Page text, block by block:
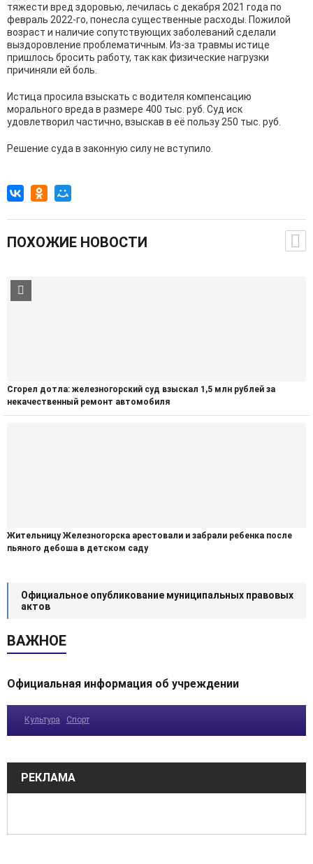
тяжести вред здоровью, лечилась с декабря 2021 года по
февраль 2022-го, понесла существенные расходы. Пожилой
возраст и наличие сопутствующих заболеваний сделали
выздоровление проблематичным. Из-за травмы истице
пришлось бросить работу, так как физические нагрузки
причиняли ей боль.
Истица просила взыскать с водителя компенсацию
морального вреда в размере 400 тыс. руб. Суд иск
удовлетворил частично, взыскав в её пользу 250 тыс. руб.
Решение суда в законную силу не вступило.
ПОХОЖИЕ НОВОСТИ
Сгорел дотла: железногорский суд взыскал 1,5 млн рублей за
некачественный ремонт автомобиля
Жительницу Железногорска арестовали и забрали ребенка после
пьяного дебоша в детском саду
Официальное опубликование муниципальных правовых
актов
ВАЖНОЕ
Официальная информация об учреждении
Культура Спорт
РЕКЛАМА